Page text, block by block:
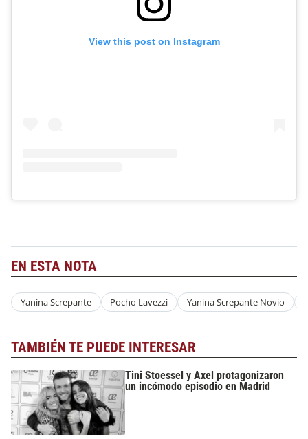
View this post on Instagram
EN ESTA NOTA
Yanina Screpante Pocho Lavezzi Yanina Screpante Novio
TAMBIÉN TE PUEDE INTERESAR
Tini Stoessel y Axel protagonizaron
un incómodo episodio en Madrid